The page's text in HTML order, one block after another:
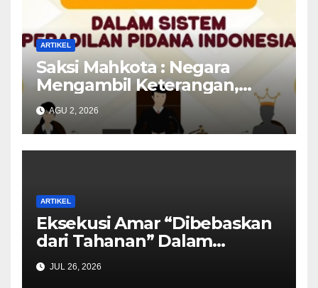
ARTIKEL
Saksi Mahkota : Negara
Mengambil Keterangan,
Tetapi Lupa Keringanan
Tuntutan
AGU 2, 2026
ARTIKEL
Eksekusi Amar “Dibebaskan
dari Tahanan” Dalam
Putusan Pemidanaan
JUL 26, 2026